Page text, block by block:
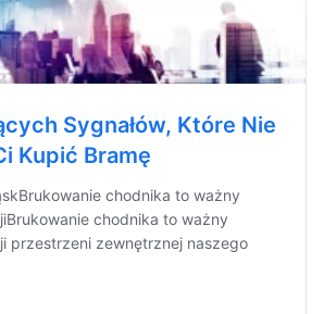
Sygnałów, Które Nie
Kupić Bramę
chodnika to ważny
chodnika to ważny
przestrzeni zewnętrznej naszego